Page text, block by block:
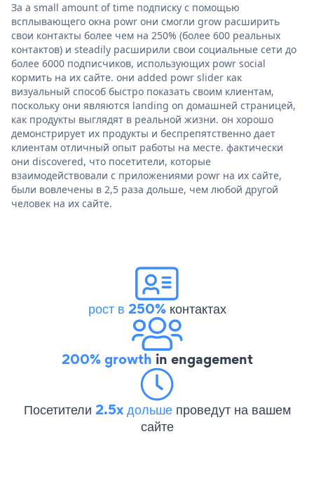
За a small amount of time подписку с помощью
всплывающего окна powr они смогли grow расширить
свои контакты более чем на 250% (более 600 реальных
контактов) и steadily расширили свои социальные сети до
более 6000 подписчиков, использующих powr social
кормить на их сайте. они added powr slider как
визуальный способ быстро показать своим клиентам,
поскольку они являются landing on домашней страницей,
как продукты выглядят в реальной жизни. он хорошо
демонстрирует их продукты и беспрепятственно дает
клиентам отличный опыт работы на месте. фактически
они discovered, что посетители, которые
взаимодействовали с приложениями powr на их сайте,
были вовлечены в 2,5 раза дольше, чем любой другой
человек на их сайте.
рост в 250%контактах
200% growth in engagement
Посетители 2.5x дольше проведут на вашем
сайте